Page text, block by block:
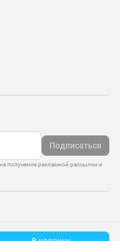
Подписаться
получение рекламной рассылки и